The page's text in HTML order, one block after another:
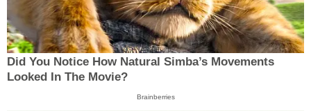
Did You Notice How Natural Simba’s Movements
Looked In The Movie?
Brainberries